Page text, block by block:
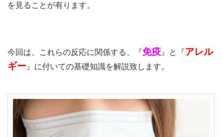
を見ることが有ります。
今回は、これらの反応に関係する、『免疫 』と『アレル
ギー 』に付いての基礎知識を解説致します。